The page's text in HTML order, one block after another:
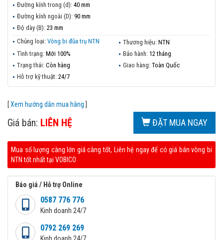
Đường kính trong (d): 40 mm
Đường kính ngoài (D): 90 mm
Độ dày (B): 23 mm
Chủng loại: Vòng bi đũa trụ NTN Thương hiệu: NTN
Tình trạng: Mới 100% Bảo hành: 12 tháng
Trạng thái: Còn hàng Giao hàng: Toàn Quốc
Hỗ trợ kỹ thuật: 24/7
[Xem hướng dẫn mua hàng
Giá bán: LIÊN HỆ ĐẶT MUA NGAY
Mua số lượng càng lớn giá càng tốt, Liên hệ ngay để có giá bán vòng bi
NTN tốt nhất tại VOBICO
Báo giá / Hỗ trợ Online
0587 776 776
Kinh doanh 24/7
0792 269 269